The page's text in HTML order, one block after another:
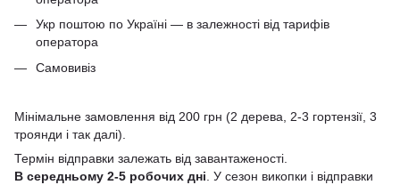
Укр поштою по Україні — в залежності від тарифів
оператора
Самовивіз
Мінімальне замовлення від 200 грн (2 дерева, 2-3 гортензії, 3
троянди і так далі).
Термін відправки залежать від завантаженості.
В середньому 2-5 робочих дні . У сезон викопки і відправки